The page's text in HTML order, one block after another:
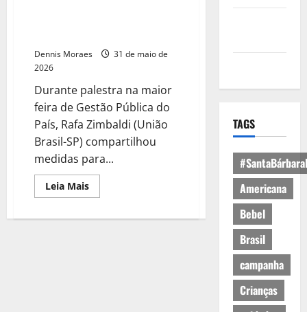
Dennis Moraes
31 de maio de
2026
Durante palestra na maior
feira de Gestão Pública do
País, Rafa Zimbaldi (União
Brasil-SP) compartilhou
medidas para...
Leia Mais
TAGS
Americana
Bebel
Brasil
campanha
Crianças